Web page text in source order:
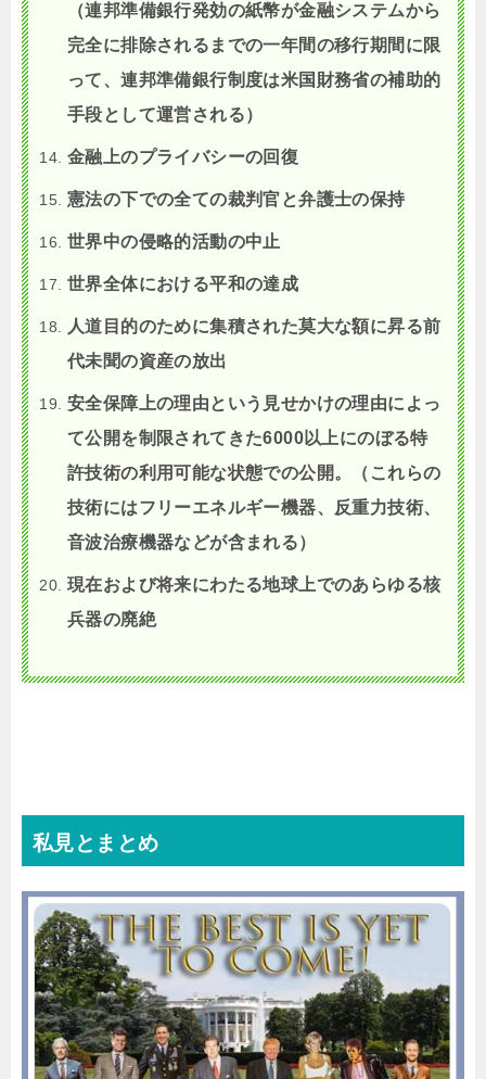
（連邦準備銀行発効の紙幣が金融システムから
完全に排除されるまでの一年間の移行期間に限
って、連邦準備銀行制度は米国財務省の補助的
手段として運営される）
金融上のプライバシーの回復
憲法の下での全ての裁判官と弁護士の保持
世界中の侵略的活動の中止
世界全体における平和の達成
人道目的のために集積された莫大な額に昇る前
代未聞の資産の放出
安全保障上の理由という見せかけの理由によっ
て公開を制限されてきた6000以上にのぼる特
許技術の利用可能な状態での公開。（これらの
技術にはフリーエネルギー機器、反重力技術、
音波治療機器などが含まれる）
現在および将来にわたる地球上でのあらゆる核
兵器の廃絶
私見とまとめ